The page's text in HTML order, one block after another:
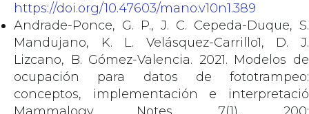
https://doi.org/10.47603/mano.v10n1.389
Andrade-Ponce, G. P., J. C. Cepeda-Duque, S.
Mandujano, K. L. Velásquez-Carrillo1, D. J.
Lizcano, B. Gómez-Valencia. 2021. Modelos de
ocupación para datos de fototrampeo:
conceptos, implementación e interpretació